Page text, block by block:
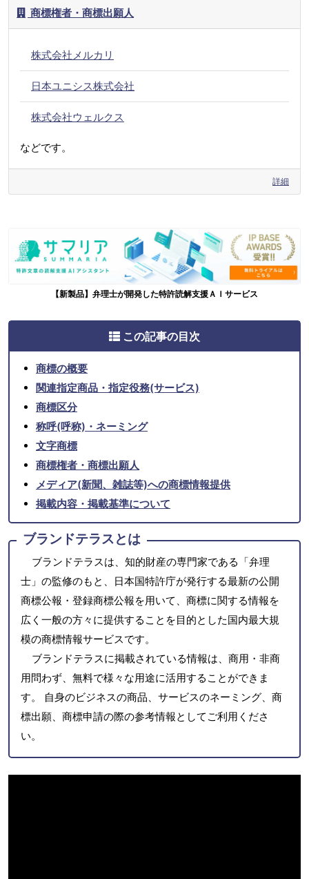
商標権者・商標出願人
株式会社メルカリ
日本ユニシス株式会社
株式会社ウェルクス
などです。
詳細
【新製品】弁理士が開発した特許読解支援ＡＩサービス
この記事の目次
商標の概要
関連指定商品・指定役務(サービス)
商標区分
称呼(呼称)・ネーミング
文字商標
商標権者・商標出願人
メディア(新聞、雑誌等)への商標情報提供
掲載内容・掲載基準について
ブランドテラスとは
ブランドテラスは、知的財産の専門家である「弁理
士」の監修のもと、日本国特許庁が発行する最新の公開
商標公報・登録商標公報を用いて、商標に関する情報を
広く一般の方々に提供することを目的とした国内最大規
模の商標情報サービスです。
ブランドテラスに掲載されている情報は、商用・非商
用問わず、無料で様々な用途に活用することができま
す。 自身のビジネスの商品、サービスのネーミング、商
標出願、商標申請の際の参考情報としてご利用くださ
い。